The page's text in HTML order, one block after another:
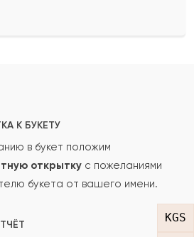
KGS
К БУКЕТУ
в букет положим
открытку с пожеланиями
букета от вашего имени.